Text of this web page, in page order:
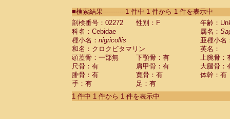
CebidaeSaguinus labiatus(0)
Cebidae Saguinus leucopus (0)
Cebidae
CebidaeSaguinus mystax
CebidaeSaguinus nigricollis (1)
Cebidae Saguinus oedipus
Cebidae Saguinus weddelli
Cebidae Saguinusspp.
Cebidae Aotus trivirgatus
Cebidae Cebus albifrons
■検索結果-----------1 件中 1 件から 1 件を表示中
剖検番号：02272
性別：F
年齢：
科名：Cebidae
属名：
種小名： nigricollis
亜種小名
和名：クロクビタマリン
英名：
頭蓋骨：一部無
下顎骨：有
上腕骨：
尺骨：有
肩甲骨：有
大腿骨：
腓骨：有
寛骨：有
体幹：有
手：有
足：有
1 件中 1 件から 1 件を表示中